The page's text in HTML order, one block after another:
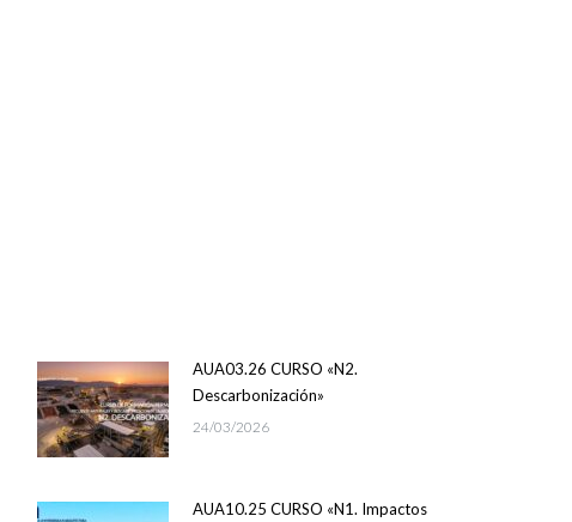
AUA03.26 CURSO «N2.
Descarbonización»
24/03/2026
AUA10.25 CURSO «N1. Impactos